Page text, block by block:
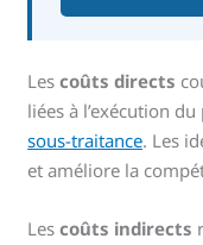
Lescoûts directs
liées à l’exécution
sous-traitance. Les
et améliore la
Lescoûts indirects